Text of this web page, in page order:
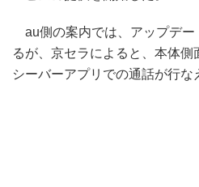
au側の案内では、アップデー
るが、京セラによると、本体
シーバーアプリでの通話が行な